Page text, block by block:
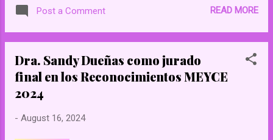
diversas Embajadas y para la ONU,
Conductora de Programas de Televisión y
desarrollo sustentable de la humanidad.
México "Empoderar a una mujer es
meyceonline/ https://www.facebook.com/
Post a Comment READ MORE
Dra. Sandy Dueñas como jurado
final en los Reconocimientos MEYCE
2024
- August 16, 2024